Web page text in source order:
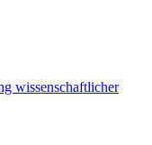
wissenschaftlicher